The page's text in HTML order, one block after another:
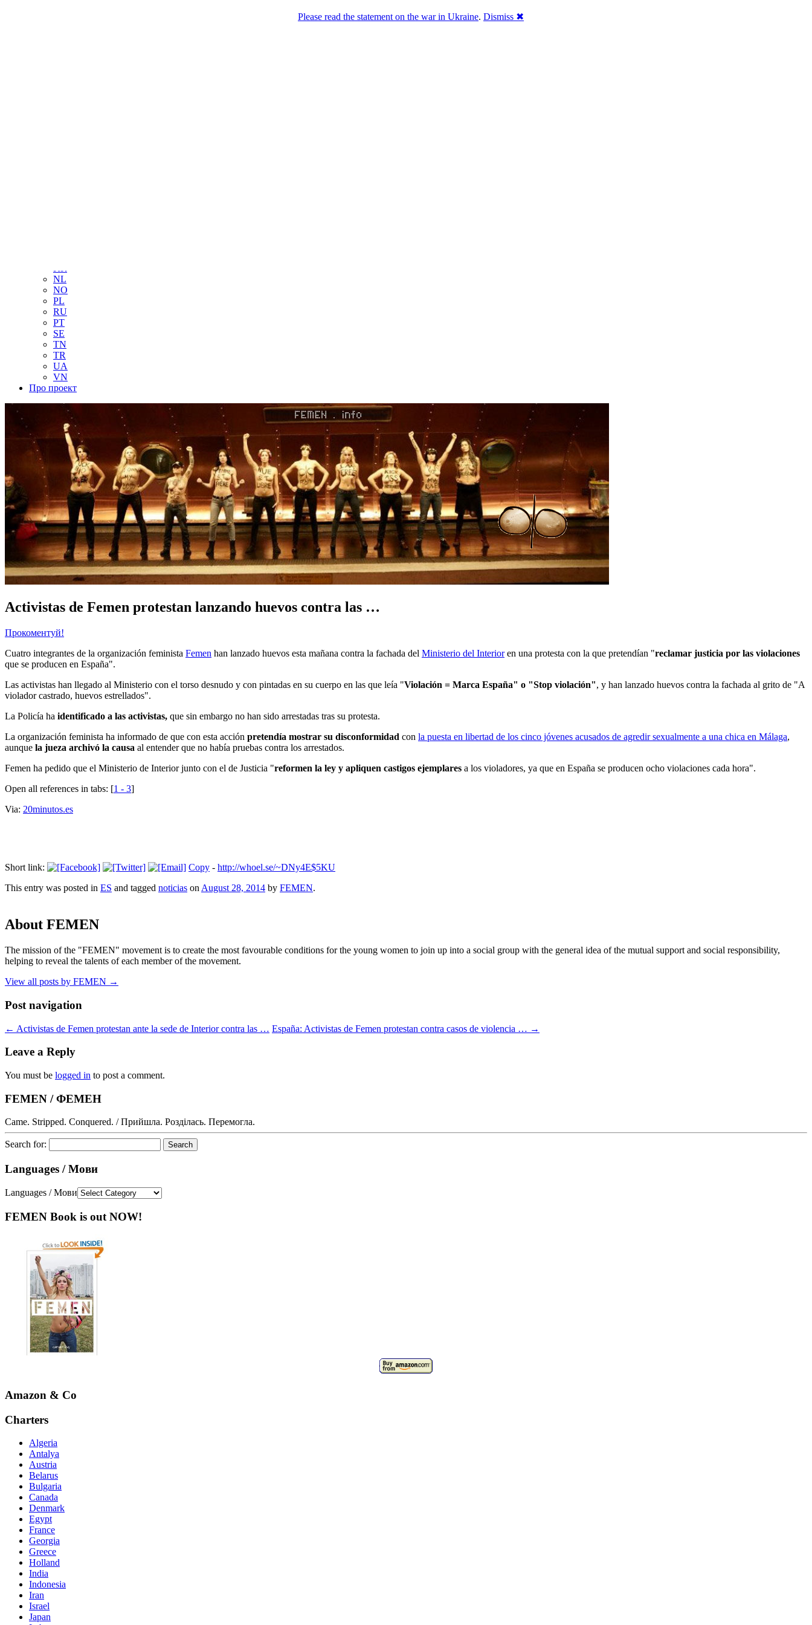
KR
NL
NO
PL
RU
PT
SE
TN
TR
UA
VN
Про проект
Activistas de Femen protestan lanzando huevos contra las …
Прокоментуй!
Cuatro integrantes de la organización feminista Femen han lanzado huevos esta mañana contra la fachada del Ministerio del Interioren una protesta con la que pretendían "reclamar justicia por las violaciones
que se producen en España".
Las activistas han llegado al Ministerio con el torso desnudo y con pintadas en su cuerpo en las que leía "Violación = Marca España" o "Stop violación", y han lanzado huevos contra la fachada al grito de "A
violador castrado, huevos estrellados".
La Policía ha identificado a las activistas, que sin embargo no han sido arrestadas tras su protesta.
La organización feminista ha informado de que con esta acción pretendía mostrar su disconformidad con la puesta en libertad de los cinco jóvenes acusados de agredir sexualmente a una chica en Málaga,
aunque la jueza archivó la causa al entender que no había pruebas contra los arrestados.
Femen ha pedido que el Ministerio de Interior junto con el de Justicia "reformen la ley y apliquen castigos ejemplares a los violadores, ya que en España se producen ocho violaciones cada hora".
Open all references in tabs: [1 - 3]
Via: 20minutos.es
Short link: Copy - http://whoel.se/~DNy4E$5KU
This entry was posted in ES and tagged noticias on August 28, 2014 by FEMEN.
About FEMEN
The mission of the "FEMEN" movement is to create the most favourable conditions for the young women to join up into a social group with the general idea of the mutual support and social responsibility,
helping to reveal the talents of each member of the movement.
View all posts by FEMEN →
Post navigation
← Activistas de Femen protestan ante la sede de Interior contra las … España: Activistas de Femen protestan contra casos de violencia … →
Leave a Reply
You must be logged in to post a comment.
FEMEN / ФЕМЕН
Came. Stripped. Conquered. / Прийшла. Розділась. Перемогла.
Search for:
Languages / Мови
Languages / Мови
FEMEN Book is out NOW!
Amazon & Co
Charters
Algeria
Antalya
Austria
Belarus
Bulgaria
Canada
Denmark
Egypt
France
Georgia
Greece
Holland
India
Indonesia
Iran
Israel
Japan
Please read the statement on the war in Ukraine. Dismiss ✖